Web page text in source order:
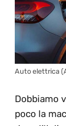
Auto elettrica
Dobbiamo
poco la